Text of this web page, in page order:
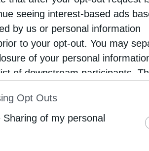
seeing interest-based ads
by us or personal information
to your opt-out. You may
of your personal
of downstream participants.
Participantsthat may further
Opt Outs
of my personal